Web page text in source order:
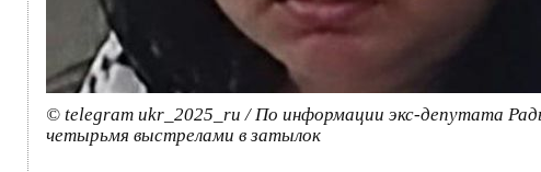
© telegram ukr_2025_ru / По информации экс-депутата
четырьмя выстрелами в затылок